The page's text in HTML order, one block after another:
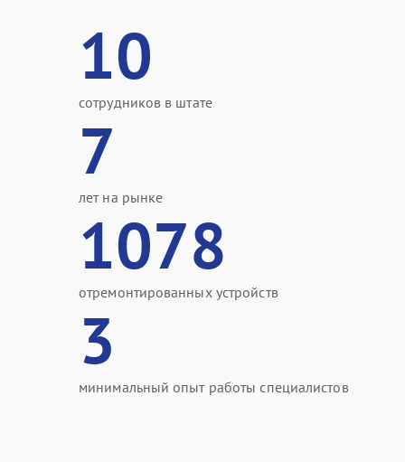
10
сотрудников в штате
7
лет на рынке
1078
отремонтированных устройств
3
минимальный опыт работы специалистов